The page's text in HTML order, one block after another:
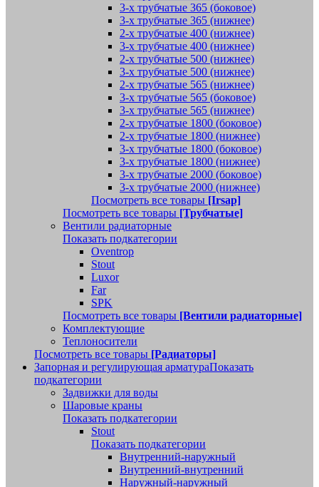
3-х трубчатые 365 (боковое)
3-х трубчатые 365 (нижнее)
2-х трубчатые 400 (нижнее)
3-х трубчатые 400 (нижнее)
2-х трубчатые 500 (нижнее)
3-х трубчатые 500 (нижнее)
2-х трубчатые 565 (нижнее)
3-х трубчатые 565 (боковое)
3-х трубчатые 565 (нижнее)
2-х трубчатые 1800 (боковое)
2-х трубчатые 1800 (нижнее)
3-х трубчатые 1800 (боковое)
3-х трубчатые 1800 (нижнее)
3-х трубчатые 2000 (боковое)
3-х трубчатые 2000 (нижнее)
Посмотреть все товары [Irsap]
Посмотреть все товары [Трубчатые]
Вентили радиаторные
Показать подкатегории
Oventrop
Stout
Luxor
Far
SPK
Посмотреть все товары [Вентили радиаторные]
Комплектующие
Теплоносители
Посмотреть все товары [Радиаторы]
Запорная и регулирующая арматураПоказать
подкатегории
Задвижки для воды
Шаровые краны
Показать подкатегории
Stout
Показать подкатегории
Внутренний-наружный
Внутренний-внутренний
Наружный-наружный